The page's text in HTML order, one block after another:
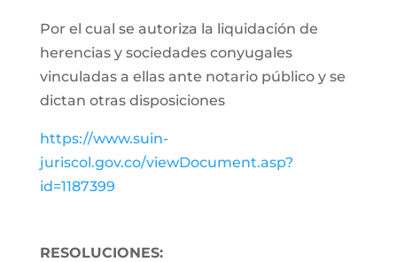
Por el cual se autoriza la liquidación de
herencias y sociedades conyugales
vinculadas a ellas ante notario público y se
dictan otras disposiciones
https://www.suin-
juriscol.gov.co/viewDocument.asp?
id=1187399
RESOLUCIONES: